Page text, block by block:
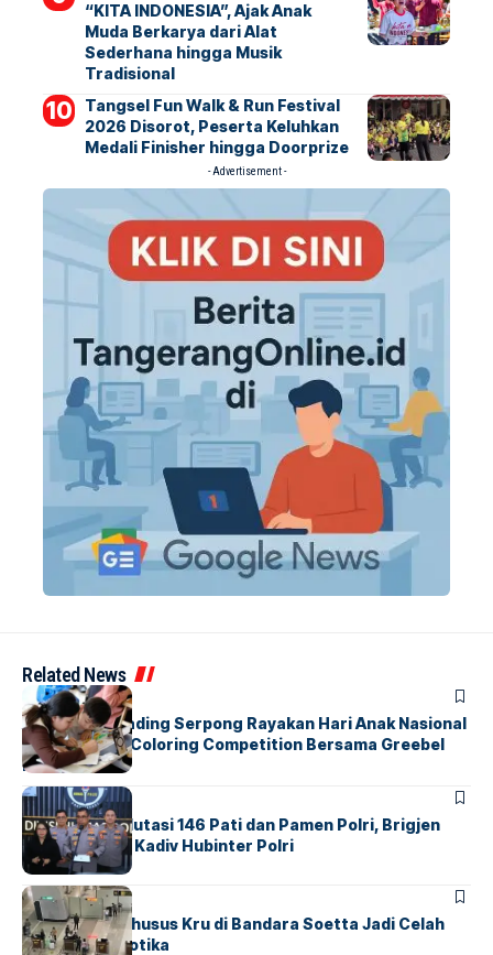
“KITA INDONESIA”, Ajak Anak
Muda Berkarya dari Alat
Sederhana hingga Musik
Tradisional
Tangsel Fun Walk & Run Festival
2026 Disorot, Peserta Keluhkan
Medali Finisher hingga Doorprize
- Advertisement -
Related News
BERITAINDEX
Atria Hotel Gading Serpong Rayakan Hari Anak Nasional
Lewat Family Coloring Competition Bersama Greebel
Indonesia
BERITA
Mabes Polri Mutasi 146 Pati dan Pamen Polri, Brigjen
Untung Jabat Kadiv Hubinter Polri
BANDARABERITA
Ketika Jalur Khusus Kru di Bandara Soetta Jadi Celah
Sindikat Narkotika